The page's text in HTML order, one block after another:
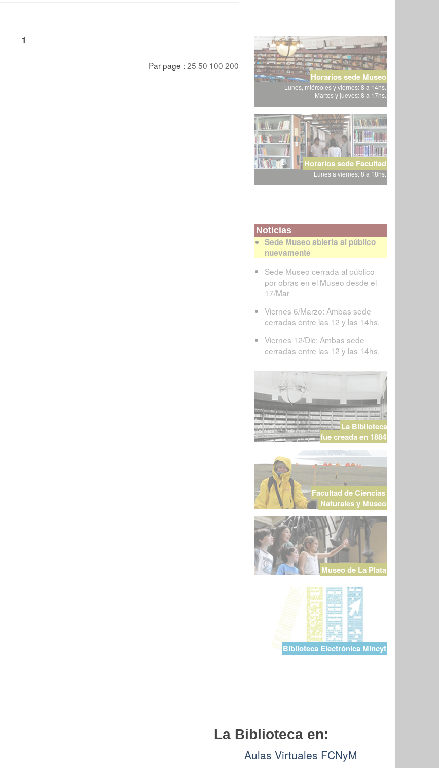
1
Par page : 25 50 100 200
Horarios sede Museo
Lunes, miércoles y viernes: 8 a 14hs.
Martes y jueves: 8 a 17hs.
Horarios sede Facultad
Lunes a viernes: 8 a 18hs.
Noticias
Sede Museo abierta al público
nuevamente
Sede Museo cerrada al público
por obras en el Museo desde el
17/Mar
Viernes 6/Marzo: Ambas sede
cerradas entre las 12 y las 14hs.
Viernes 12/Dic: Ambas sede
cerradas entre las 12 y las 14hs.
La Biblioteca
fue creada en 1884
Facultad de Ciencias
Naturales y Museo
Museo de La Plata
Biblioteca Electrónica Mincyt
La Biblioteca en:
Aulas Virtuales FCNyM